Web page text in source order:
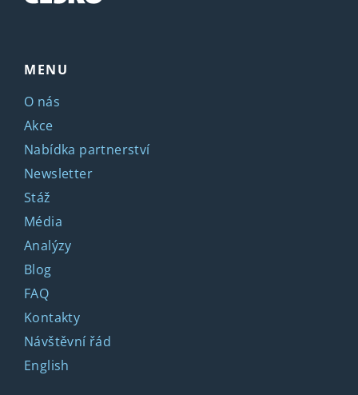
MENU
O nás
Akce
Nabídka partnerství
Newsletter
Stáž
Média
Analýzy
Blog
FAQ
Kontakty
Návštěvní řád
English